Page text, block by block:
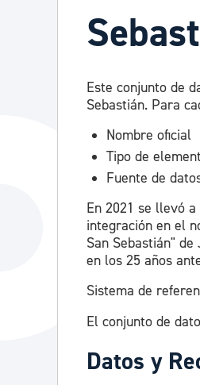
Este conjunto de
Sebastián. Para
Nombre oficial
Tipo de
Fuente de
En 2021 se llevó
integración en el
San Sebastián"
en los 25 años
Sistema de
El conjunto de
Datos y